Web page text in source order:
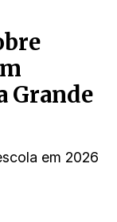
Grande
em 2026